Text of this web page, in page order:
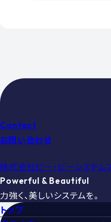
Contact
お問い合わせ
株式会社ピー・ビーシステム
Powerful & Beautiful
力強く、美しいシステムを。
トップ